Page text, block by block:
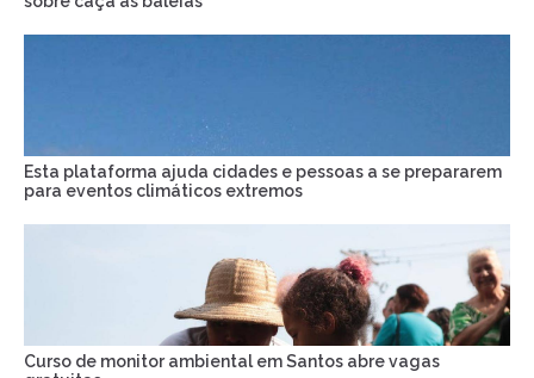
Esta plataforma ajuda cidades e pessoas a se prepararem
para eventos climáticos extremos
Curso de monitor ambiental em Santos abre vagas